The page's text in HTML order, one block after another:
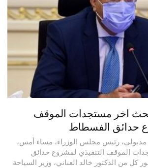
اخر مستجدات الموقف
حدائق الفسطاط
رئيس مجلس الوزراء، مساء أمس،
الموقف التنفيذي لمشروع حدائق
كل من الدكتور خالد العناني، وزير السياحة